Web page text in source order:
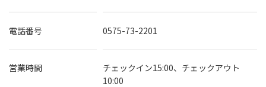
電話番号 0575-73-2201
営業時間
チェックイン15:00、チェックアウト
10:00